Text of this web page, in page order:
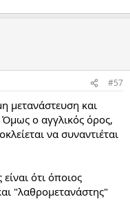
#57
μετανάστευση και
Όμως ο αγγλικός όρος,
να συναντιέται
ότι όποιος
"λαθρομετανάστης"